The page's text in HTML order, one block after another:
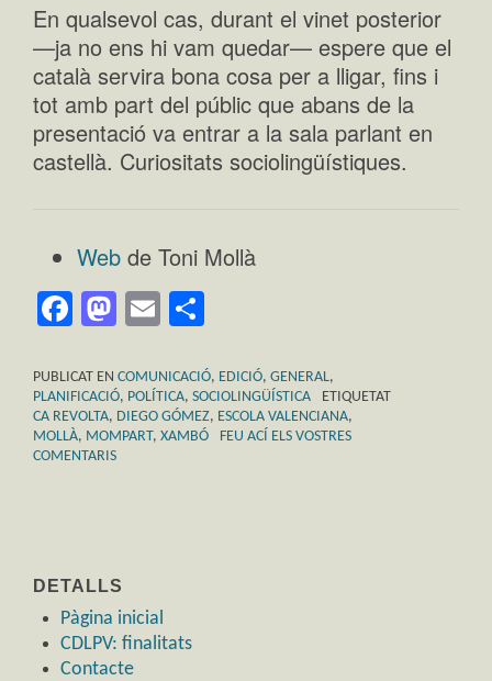
En qualsevol cas, durant el vinet posterior
—ja no ens hi vam quedar— espere que el
català servira bona cosa per a lligar, fins i
tot amb part del públic que abans de la
presentació va entrar a la sala parlant en
castellà. Curiositats sociolingüístiques.
Web de Toni Mollà
Facebook
Mastodon
Email
PUBLICAT EN COMUNICACIÓ, EDICIÓ, GENERAL,
PLANIFICACIÓ, POLÍTICA, SOCIOLINGÜÍSTICA
ETIQUETAT
CA REVOLTA, DIEGO GÓMEZ, ESCOLA VALENCIANA,
MOLLÀ, MOMPART, XAMBÓ
FEU ACÍ ELS VOSTRES
COMENTARIS
DETALLS
Pàgina inicial
CDLPV: finalitats
Contacte